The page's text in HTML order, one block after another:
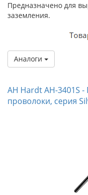
Предназначено для
заземления.
Аналоги
AH Hardt AH-3401S
проволоки, серия